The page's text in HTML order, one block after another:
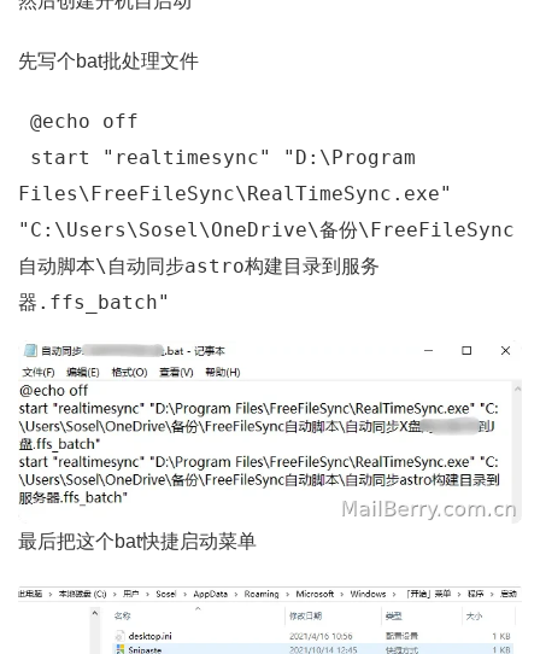
先写个bat批处理文件
@echo off
start "realtimesync" "D:\Program
Files\FreeFileSync\RealTimeSync.exe"
"C:\Users\Sosel\OneDrive\备份\FreeFileSync
自动脚本\自动同步astro构建目录到服务
器.ffs_batch"
最后把这个bat快捷启动菜单